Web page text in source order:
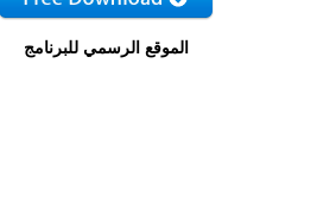
الموقع الرسمي للبرنامج